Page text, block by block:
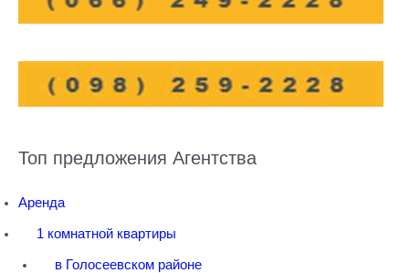
Топ предложения Агентства
Аренда
1 комнатной квартиры
в Голосеевском районе